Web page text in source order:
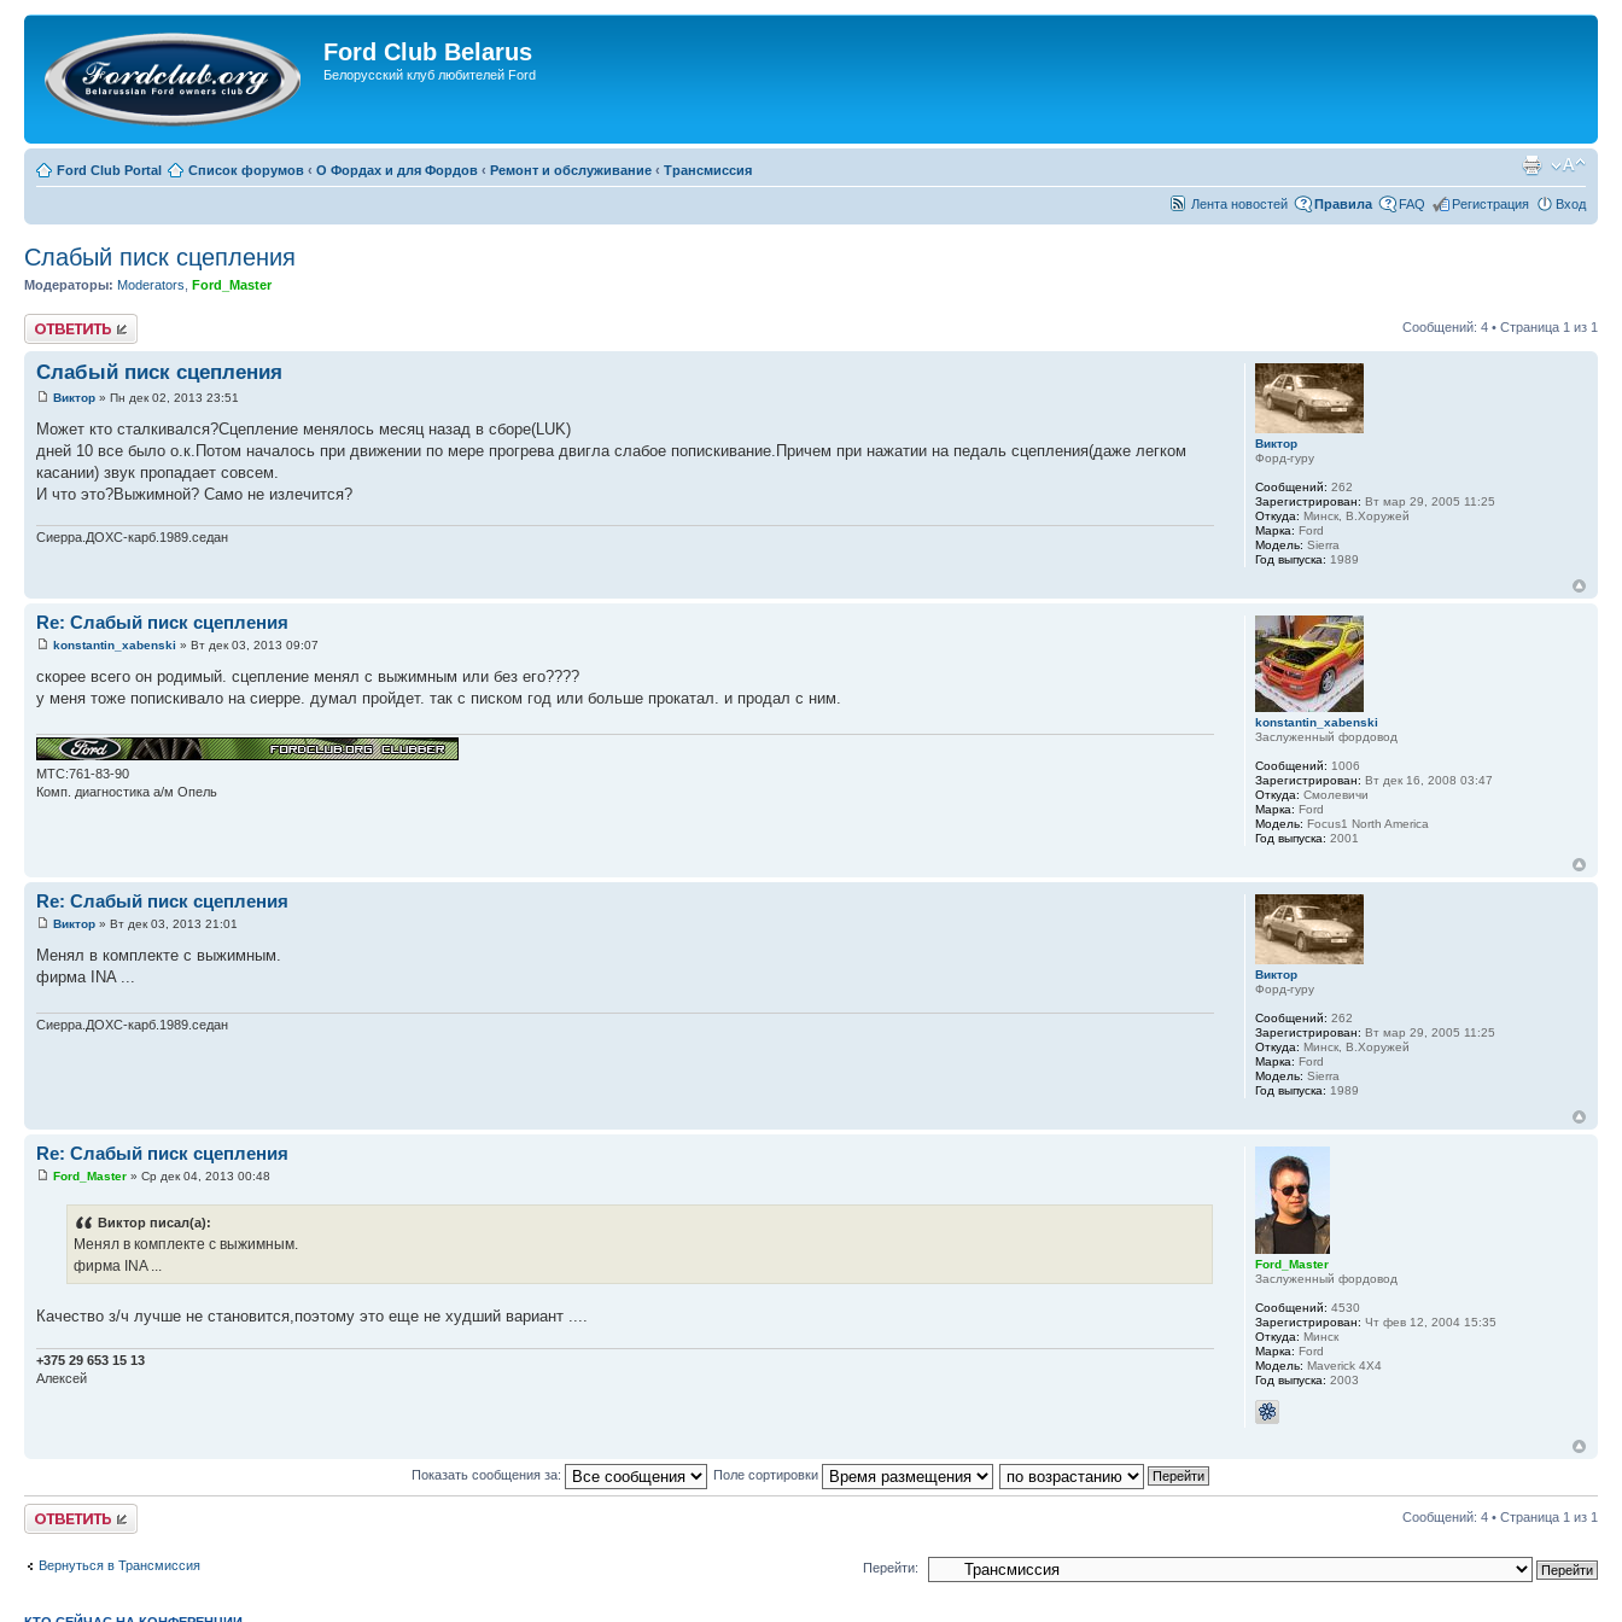
Ford Club Belarus
Белорусский клуб любителей Ford
Ford Club Portal Список форумов ‹ О Фордах и для Фордов ‹ Ремонт и обслуживание ‹ Трансмиссия
Лента новостей Правила FAQ Регистрация Вход
Слабый писк сцепления
Модераторы: Moderators Ford_Master
Ответить Сообщений: 4 • Страница 1 из 1
Слабый писк сцепления
Виктор » Пн дек 02, 2013 23:51
Может кто сталкивался?Сцепление менялось месяц назад в сборе(LUK)
дней 10 все было о.к.Потом началось при движении по мере прогрева двигла слабое попискивание.Причем при нажатии на педаль сцепления(даже легком
касании) звук пропадает совсем.
И что это?Выжимной? Само не излечится?
Сиерра.ДОХС-карб.1989.седан
Виктор
Форд-гуру
Сообщений: 262
Зарегистрирован: Вт мар 29, 2005 11:25
Откуда: Минск, В.Хоружей
Марка: Ford
Модель: Sierra
Год выпуска: 1989
Re: Слабый писк сцепления
konstantin_xabenski » Вт дек 03, 2013 09:07
скорее всего он родимый. сцепление менял с выжимным или без его????
у меня тоже попискивало на сиерре. думал пройдет. так с писком год или больше прокатал. и продал с ним.
МТС:761-83-90
Комп. диагностика а/м Опель
konstantin_xabenski
Заслуженный фордовод
Сообщений: 1006
Зарегистрирован: Вт дек 16, 2008 03:47
Откуда: Смолевичи
Марка: Ford
Модель: Focus1 North America
Год выпуска: 2001
Re: Слабый писк сцепления
Виктор » Вт дек 03, 2013 21:01
Менял в комплекте с выжимным.
фирма INA ...
Сиерра.ДОХС-карб.1989.седан
Виктор
Форд-гуру
Сообщений: 262
Зарегистрирован: Вт мар 29, 2005 11:25
Откуда: Минск, В.Хоружей
Марка: Ford
Модель: Sierra
Год выпуска: 1989
Re: Слабый писк сцепления
Ford_Master » Ср дек 04, 2013 00:48
Виктор писал(а):
Менял в комплекте с выжимным.
фирма INA ...
Качество з/ч лучше не становится,поэтому это еще не худший вариант ....
+375 29 653 15 13
Алексей
Ford_Master
Заслуженный фордовод
Сообщений: 4530
Зарегистрирован: Чт фев 12, 2004 15:35
Откуда: Минск
Марка: Ford
Модель: Maverick 4X4
Год выпуска: 2003
Показать сообщения за: Поле сортировки
Ответить Сообщений: 4 • Страница 1 из 1
Вернуться в Трансмиссия Перейти: